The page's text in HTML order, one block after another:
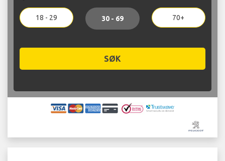
18 - 29 30 - 69 70+
SØK